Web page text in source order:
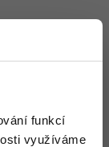
funkcí
využíváme